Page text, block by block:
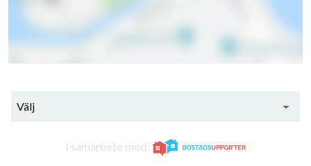
Välj
I samarbete med